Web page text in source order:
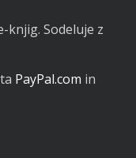
knjig. Sodeluje z
PayPal.com in